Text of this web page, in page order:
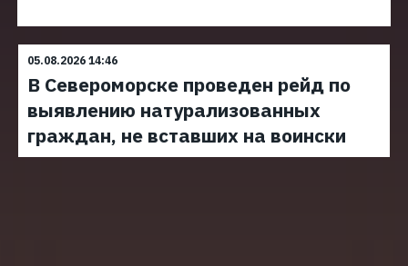
05.08.2026 14:46
В Североморске проведен рейд по
выявлению натурализованных
граждан, не вставших на воински